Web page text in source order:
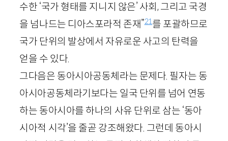
수한 ‘국가 형태를 지니지 않은’ 사회, 그리고 국경
을 넘나드는 디아스포라적 존재”21를 포괄하므로
국가 단위의 발상에서 자유로운 사고의 탄력을
얻을 수 있다.
그다음은 동아시아공동체라는 문제다. 필자는 동
아시아공동체라기보다는 일국 단위를 넘어 연동
하는 동아시아를 하나의 사유 단위로 삼는 ‘동아
시아적 시각’을 줄곧 강조해왔다. 그런데 동아시